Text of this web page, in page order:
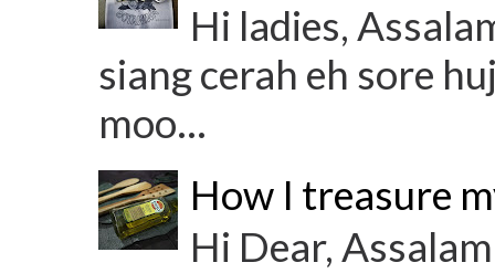
Hi ladies,
siang cerah eh sore
moo...
How I treasure
Hi Dear,